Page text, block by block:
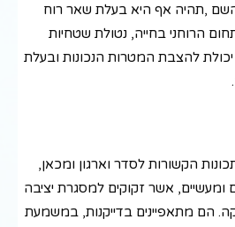
השם ,תהיה אף היא בעלת שאר רוח
הרוחני בחייה, נטולת שטחיות
להצבת המטרות הנכונות ובעלת
הקשורות לסדר וארגון ומכאן,
אשר זקוקים למסגרת יציבה
הם מתאפיינים בדייקנות, במשמעת